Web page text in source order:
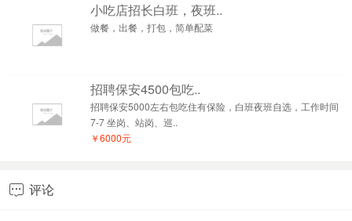
小吃店招长白班，夜班..
做餐，出餐，打包，简单配菜
招聘保安4500包吃..
招聘保安5000左右包吃住有保险，白班夜班自选，工作时间
7-7 坐岗、站岗、巡..
￥6000元
 评论